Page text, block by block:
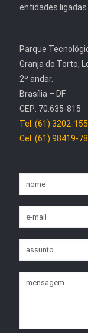
entidades ligadas
Parque
Granja do Torto,
2º andar.
Brasília – DF
CEP: 70.635-815
Tel: (61) 3202-
Cel: (61) 98419-